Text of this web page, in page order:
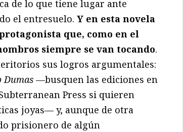
de lo que tiene lugar ante
el entresuelo. Y en esta novela
que, como en el
siempre se van tocando.
sus logros argumentales:
Dumas —busquen las ediciones en
Press si quieren
joyas— y, aunque de otra
prisionero de algún